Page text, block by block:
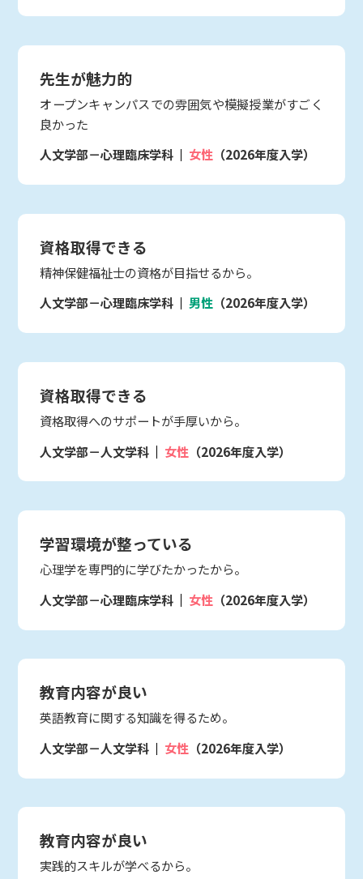
先生が魅力的
オープンキャンパスでの雰囲気や模擬授業がすごく
良かった
人文学部－心理臨床学科
女性 （2026年度入学）
資格取得できる
精神保健福祉士の資格が目指せるから。
人文学部－心理臨床学科
男性 （2026年度入学）
資格取得できる
資格取得へのサポートが手厚いから。
人文学部－人文学科
女性 （2026年度入学）
学習環境が整っている
心理学を専門的に学びたかったから。
人文学部－心理臨床学科
女性 （2026年度入学）
教育内容が良い
英語教育に関する知識を得るため。
人文学部－人文学科
女性 （2026年度入学）
教育内容が良い
実践的スキルが学べるから。